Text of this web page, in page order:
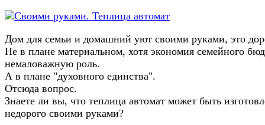
Дом для семьи и домашний уют своими руками, это
Не в плане материальном, хотя экономия семейного
немаловажную роль.
А в плане "духовного единства".
Отсюда вопрос.
Знаете ли вы, что теплица автомат может быть
недорого своими руками?